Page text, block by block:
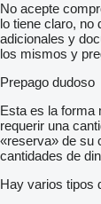
No acepte
lo tiene claro, no
adicionales y
los mismos y
Prepago dudoso
Esta es la forma
requerir una
«reserva» de su
cantidades de
Hay varios tipos